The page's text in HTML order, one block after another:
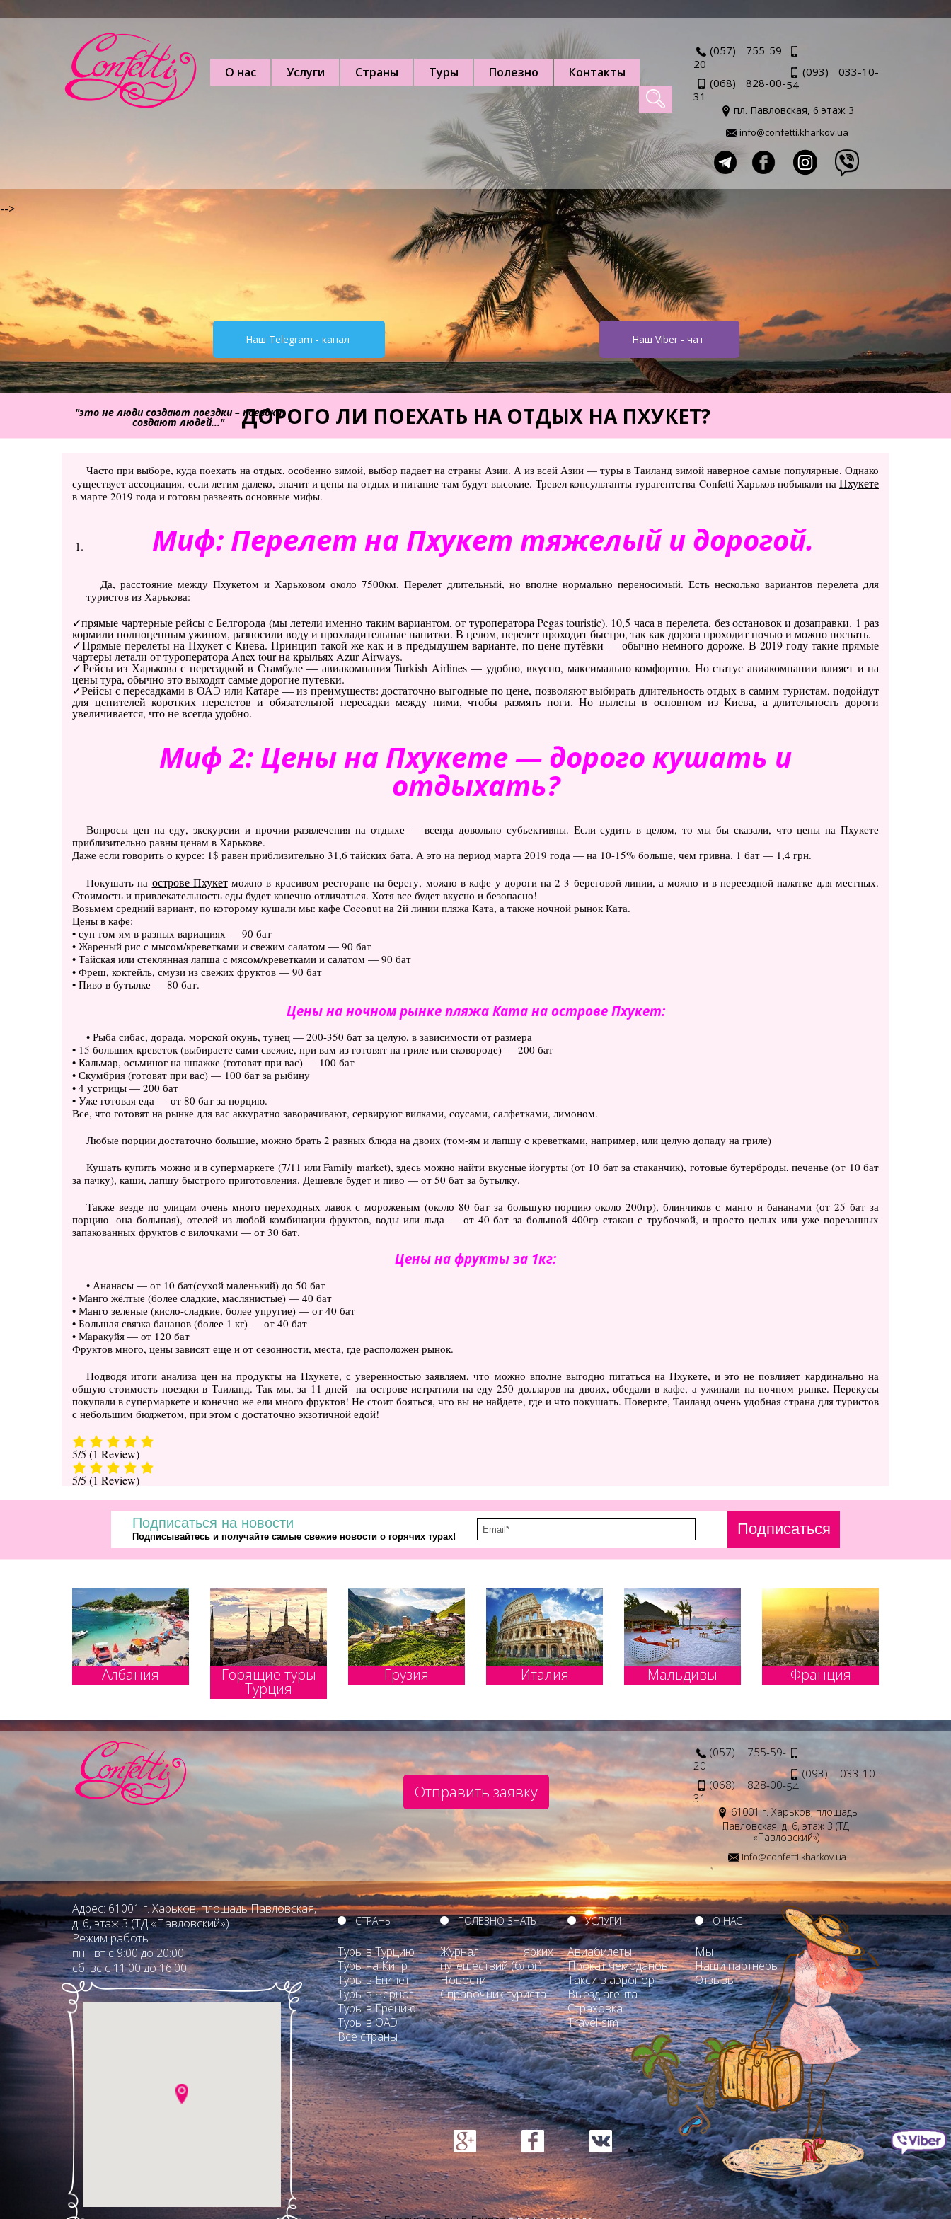
О нас Услуги Страны Туры Полезно Контакты
(057) 755-59-
20
(068) 828-00-
31
(093) 033-10-
54
пл. Павловская, 6 этаж 3
info@confetti.kharkov.ua
-->
Наш Telegram - канал Наш Viber - чат
"это не люди создают поездки – поездки
создают людей..." ДОРОГО ЛИ ПОЕХАТЬ НА ОТДЫХ НА ПХУКЕТ?
Часто при выборе, куда поехать на отдых, особенно зимой, выбор падает на страны Азии. А из всей Азии — туры в Таиланд зимой наверное самые популярные. Однако
существует ассоциация, если летим далеко, значит и цены на отдых и питание там будут высокие. Тревел консультанты турагентства Confetti Харьков побывали на Пхукете
в марте 2019 года и готовы развеять основные мифы.
Миф: Перелет на Пхукет тяжелый и дорогой.
Да, расстояние между Пхукетом и Харьковом около 7500км. Перелет длительный, но вполне нормально переносимый. Есть несколько вариантов перелета для
туристов из Харькова:
прямые чартерные рейсы с Белгорода (мы летели именно таким вариантом, от туроператора Pegas touristic). 10,5 часа в перелета, без остановок и дозаправки. 1 раз
кормили полноценным ужином, разносили воду и прохладительные напитки. В целом, перелет проходит быстро, так как дорога проходит ночью и можно поспать.
Прямые перелеты на Пхукет с Киева. Принцип такой же как и в предыдущем варианте, по цене путёвки — обычно немного дороже. В 2019 году такие прямые
чартеры летали от туроператора Anex tour на крыльях Azur Airways.
Рейсы из Харькова с пересадкой в Стамбуле — авиакомпания Turkish Airlines — удобно, вкусно, максимально комфортно. Но статус авиакомпании влияет и на
цены тура, обычно это выходят самые дорогие путевки.
Рейсы с пересадками в ОАЭ или Катаре — из преимуществ: достаточно выгодные по цене, позволяют выбирать длительность отдых в самим туристам, подойдут
для ценителей коротких перелетов и обязательной пересадки между ними, чтобы размять ноги. Но вылеты в основном из Киева, а длительность дороги
увеличивается, что не всегда удобно.
Миф 2: Цены на Пхукете — дорого кушать и
отдыхать?
Вопросы цен на еду, экскурсии и прочии развлечения на отдыхе — всегда довольно субьективны. Если судить в целом, то мы бы сказали, что цены на Пхукете
приблизительно равны ценам в Харькове.
Даже если говорить о курсе: 1$ равен приблизительно 31,6 тайских бата. А это на период марта 2019 года — на 10-15% больше, чем гривна. 1 бат — 1,4 грн.
Покушать на острове Пхукетможно в красивом ресторане на берегу, можно в кафе у дороги на 2-3 береговой линии, а можно и в переездной палатке для местных.
Стоимость и привлекательность еды будет конечно отличаться. Хотя все будет вкусно и безопасно!
Возьмем средний вариант, по которому кушали мы: кафе Coconut на 2й линии пляжа Ката, а также ночной рынок Ката.
Цены в кафе:
• суп том-ям в разных вариациях — 90 бат
• Жареный рис с мысом/креветками и свежим салатом — 90 бат
• Тайская или стеклянная лапша с мясом/креветками и салатом — 90 бат
• Фреш, коктейль, смузи из свежих фруктов — 90 бат
• Пиво в бутылке — 80 бат.
Цены на ночном рынке пляжа Ката на острове Пхукет:
• Рыба сибас, дорада, морской окунь, тунец — 200-350 бат за целую, в зависимости от размера
• 15 больших креветок (выбираете сами свежие, при вам из готовят на гриле или сковороде) — 200 бат
• Кальмар, осьминог на шпажке (готовят при вас) — 100 бат
• Скумбрия (готовят при вас) — 100 бат за рыбину
• 4 устрицы — 200 бат
• Уже готовая еда — от 80 бат за порцию.
Все, что готовят на рынке для вас аккуратно заворачивают, сервируют вилками, соусами, салфетками, лимоном.
Любые порции достаточно большие, можно брать 2 разных блюда на двоих (том-ям и лапшу с креветками, например, или целую допаду на гриле)
Кушать купить можно и в супермаркете (7/11 или Family market), здесь можно найти вкусные йогурты (от 10 бат за стаканчик), готовые бутерброды, печенье (от 10 бат
за пачку), каши, лапшу быстрого приготовления. Дешевле будет и пиво — от 50 бат за бутылку.
Также везде по улицам очень много переходных лавок с мороженым (около 80 бат за большую порцию около 200гр), блинчиков с манго и бананами (от 25 бат за
порцию- она большая), отелей из любой комбинации фруктов, воды или льда — от 40 бат за большой 400гр стакан с трубочкой, и просто целых или уже порезанных
запакованных фруктов с вилочками — от 30 бат.
Цены на фрукты за 1кг:
• Ананасы — от 10 бат(сухой маленький) до 50 бат
• Манго жёлтые (более сладкие, маслянистые) — 40 бат
• Манго зеленые (кисло-сладкие, более упругие) — от 40 бат
• Большая связка бананов (более 1 кг) — от 40 бат
• Маракуйя — от 120 бат
Фруктов много, цены зависят еще и от сезонности, места, где расположен рынок.
Подводя итоги анализа цен на продукты на Пхукете, с уверенностью заявляем, что можно вполне выгодно питаться на Пхукете, и это не повлияет кардинально на
общую стоимость поездки в Таиланд. Так мы, за 11 дней на острове истратили на еду 250 долларов на двоих, обедали в кафе, а ужинали на ночном рынке. Перекусы
покупали в супермаркете и конечно же ели много фруктов! Не стоит бояться, что вы не найдете, где и что покушать. Поверьте, Таиланд очень удобная страна для туристов
с небольшим бюджетом, при этом с достаточно экзотичной едой!
5/5 (1 Review)
5/5 (1 Review)
Подписаться на новости
Подписывайтесь и получайте самые свежие новости о горячих турах! Подписаться
Албания Горящие туры
Турция
Грузия Италия Мальдивы Франция
Отправить заявку
(057) 755-59-
20
(068) 828-00-
31
(093) 033-10-
54
61001 г. Харьков, площадь
Павловская, д. 6, этаж 3 (ТД
«Павловский»)
info@confetti.kharkov.ua
Адрес: 61001 г. Харьков, площадь Павловская,
д. 6, этаж 3 (ТД «Павловский»)
Режим работы:
пн - вт с 9:00 до 20:00
сб, вс с 11:00 до 16:00
СТРАНЫ
Туры в Турцию
Туры на Кипр
Туры в Египет
Туры в Черногорию
Туры в Грецию
Туры в ОАЭ
Все страны
ПОЛЕЗНО ЗНАТЬ
Журнал ярких
путешествий (блог)
Новости
Справочник туриста
УСЛУГИ
Авиабилеты
Прокат чемоданов
Такси в аэропорт
Выезд агента
Страховка
Travel-sim
О НАС
Мы
Наши партнеры
Отзывы